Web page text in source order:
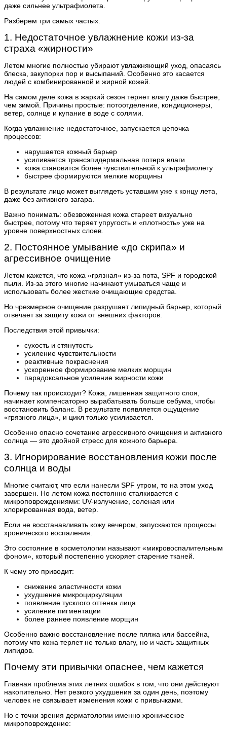
даже сильнее ультрафиолета.
Разберем три самых частых.
1. Недостаточное увлажнение кожи из-за
страха «жирности»
Летом многие полностью убирают увлажняющий уход, опасаясь
блеска, закупорки пор и высыпаний. Особенно это касается
людей с комбинированной и жирной кожей.
На самом деле кожа в жаркий сезон теряет влагу даже быстрее,
чем зимой. Причины простые: потоотделение, кондиционеры,
ветер, солнце и купание в воде с солями.
Когда увлажнение недостаточное, запускается цепочка
процессов:
нарушается кожный барьер
усиливается трансэпидермальная потеря влаги
кожа становится более чувствительной к ультрафиолету
быстрее формируются мелкие морщины
В результате лицо может выглядеть уставшим уже к концу лета,
даже без активного загара.
Важно понимать: обезвоженная кожа стареет визуально
быстрее, потому что теряет упругость и «плотность» уже на
уровне поверхностных слоев.
2. Постоянное умывание «до скрипа» и
агрессивное очищение
Летом кажется, что кожа «грязная» из-за пота, SPF и городской
пыли. Из-за этого многие начинают умываться чаще и
использовать более жесткие очищающие средства.
Но чрезмерное очищение разрушает липидный барьер, который
отвечает за защиту кожи от внешних факторов.
Последствия этой привычки:
сухость и стянутость
усиление чувствительности
реактивные покраснения
ускоренное формирование мелких морщин
парадоксальное усиление жирности кожи
Почему так происходит? Кожа, лишенная защитного слоя,
начинает компенсаторно вырабатывать больше себума, чтобы
восстановить баланс. В результате появляется ощущение
«грязного лица», и цикл только усиливается.
Особенно опасно сочетание агрессивного очищения и активного
солнца — это двойной стресс для кожного барьера.
3. Игнорирование восстановления кожи после
солнца и воды
Многие считают, что если нанесли SPF утром, то на этом уход
завершен. Но летом кожа постоянно сталкивается с
микроповреждениями: UV-излучение, соленая или
хлорированная вода, ветер.
Если не восстанавливать кожу вечером, запускаются процессы
хронического воспаления.
Это состояние в косметологии называют «микровоспалительным
фоном», который постепенно ускоряет старение тканей.
К чему это приводит:
снижение эластичности кожи
ухудшение микроциркуляции
появление тусклого оттенка лица
усиление пигментации
более раннее появление морщин
Особенно важно восстановление после пляжа или бассейна,
потому что кожа теряет не только влагу, но и часть защитных
липидов.
Почему эти привычки опаснее, чем кажется
Главная проблема этих летних ошибок в том, что они действуют
накопительно. Нет резкого ухудшения за один день, поэтому
человек не связывает изменения кожи с привычками.
Но с точки зрения дерматологии именно хроническое
микроповреждение: